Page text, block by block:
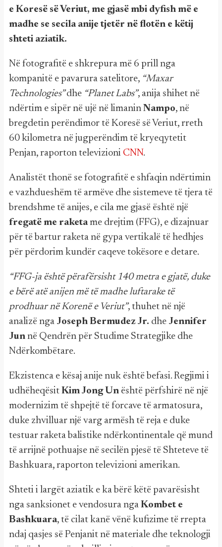
e Koresë së Veriut, me gjasë mbi dyfish më e
madhe se secila anije tjetër në flotën e këtij
shteti aziatik.
Në fotografitë e shkrepura më 6 prill nga
kompanitë e pavarura satelitore, “Maxar
Technologies”dhe “Planet Labs”, anija shihet në
ndërtim e sipër në ujë në limanin Nampo, në
bregdetin perëndimor të Koresë së Veriut, rreth
60 kilometra në jugperëndim të kryeqytetit
Penjan, raporton televizioni CNN.
Analistët thonë se fotografitë e shfaqin ndërtimin
e vazhdueshëm të armëve dhe sistemeve të tjera të
brendshme të anijes, e cila me gjasë është një
fregatë me raketame drejtim (FFG), e dizajnuar
për të bartur raketa në gypa vertikalë të hedhjes
për përdorim kundër caqeve tokësore e detare.
“FFG-ja është përafërsisht 140 metra e gjatë, duke
e bërë atë anijen më të madhe luftarake të
prodhuar në Korenë e Veriut”, thuhet në një
analizë nga Joseph Bermudez Jr. dhe Jennifer
Jun në Qendrën për Studime Strategjike dhe
Ndërkombëtare.
Ekzistenca e kësaj anije nuk është befasi. Regjimi i
udhëheqësit Kim Jong Un është përfshirë në një
modernizim të shpejtë të forcave të armatosura,
duke zhvilluar një varg armësh të reja e duke
testuar raketa balistike ndërkontinentale që mund
të arrijnë pothuajse në secilën pjesë të Shteteve të
Bashkuara, raporton televizioni amerikan.
Shteti i largët aziatik e ka bërë këtë pavarësisht
nga sanksionet e vendosura nga Kombet e
Bashkuara, të cilat kanë vënë kufizime të rrepta
ndaj qasjes së Penjanit në materiale dhe teknologji